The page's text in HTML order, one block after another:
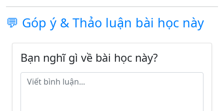
💬 Góp ý & Thảo luận bài học này
Bạn nghĩ gì về bài học này?